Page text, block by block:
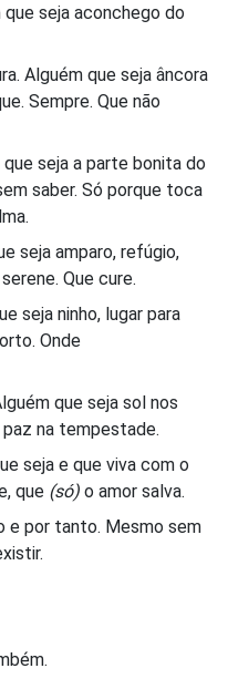
seja aconchego do
Alguém que seja âncora
Sempre. Que não
seja a parte bonita do
saber. Só porque toca
seja amparo, refúgio,
Que cure.
seja ninho, lugar para
Onde
que seja sol nos
na tempestade.
seja e que viva com o
que (só) o amor salva.
e por tanto. Mesmo sem